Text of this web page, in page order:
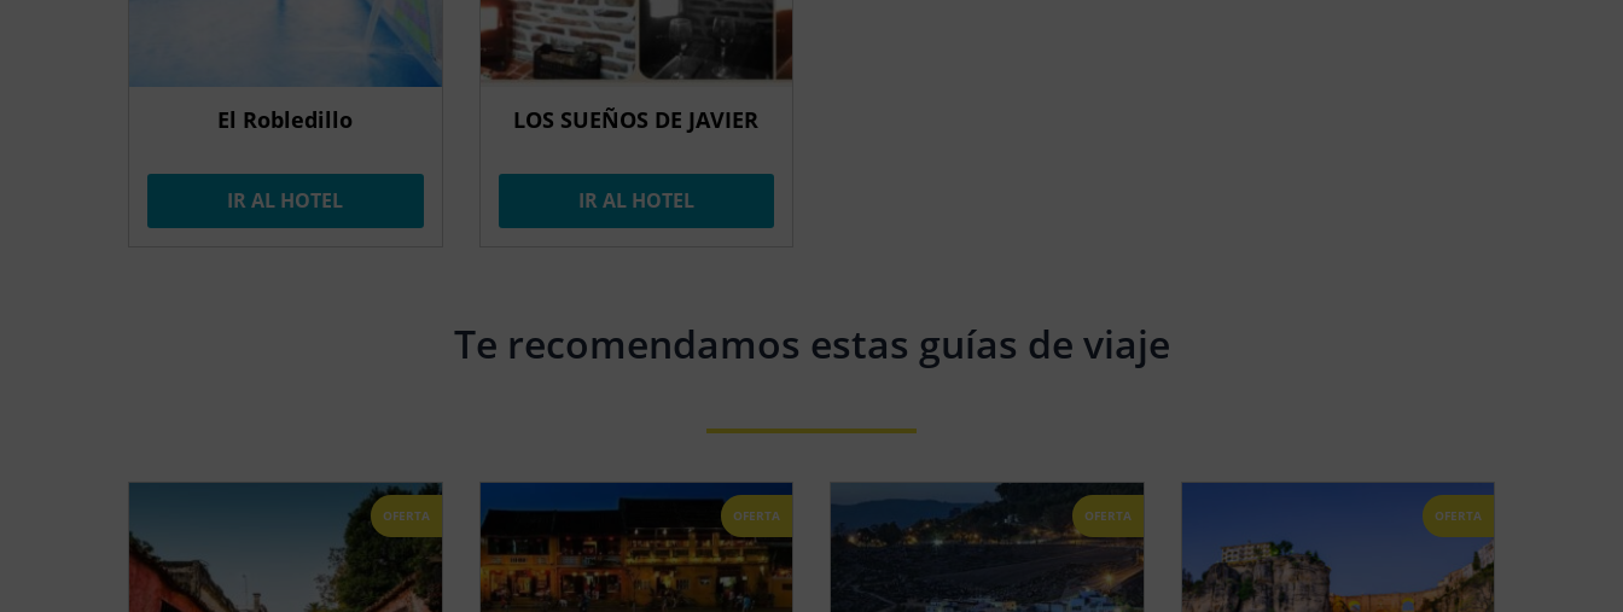
El Robledillo
IR AL HOTEL
LOS SUEÑOS DE JAVIER
IR AL HOTEL
Te recomendamos estas guías de viaje
OFERTA OFERTA OFERTA OFERTA